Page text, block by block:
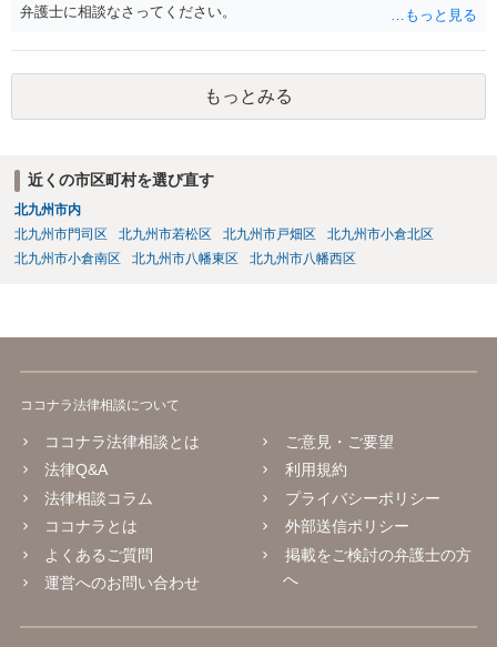
弁護士に相談なさってください。
もっとみる
近くの市区町村を選び直す
北九州市内
北九州市門司区
北九州市若松区 北九州市戸畑区
北九州市小倉北区
北九州市小倉南区
北九州市八幡東区 北九州市八幡西区
ココナラ法律相談について
ココナラ法律相談とは
法律Q&A
法律相談コラム
ココナラとは
よくあるご質問
運営へのお問い合わせ
ご意見・ご要望
利用規約
プライバシーポリシー
外部送信ポリシー
掲載をご検討の弁護士の方
へ